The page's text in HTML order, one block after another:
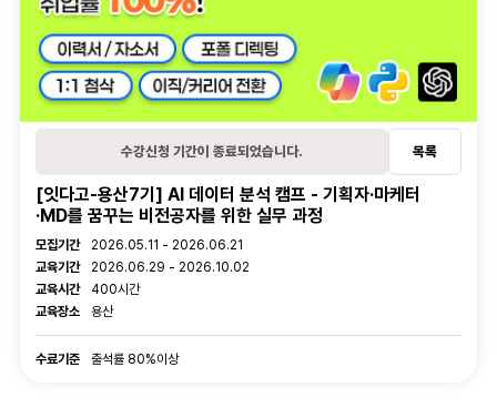
1:1문의
학습질문
수강신청 기간이 종료되었습니다. 목록
[잇다고-용산7기] AI 데이터 분석 캠프 - 기획자·마케터
·MD를 꿈꾸는 비전공자를 위한 실무 과정
강의 정보
모집기간
2026.05.11 - 2026.06.21
교육기간
2026.06.29 - 2026.10.02
교육시간
400시간
교육장소
용산
수료기준
수료기준 출석률 80%이상